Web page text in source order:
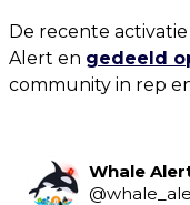
De recente
Alert en gedeeld
community in rep
Whale
@